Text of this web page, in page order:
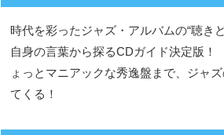
時代を彩ったジャズ・アルバムの“聴き
自身の言葉から探るCDガイド決定版
ょっとマニアックな秀逸盤まで、ジャ
てくる！